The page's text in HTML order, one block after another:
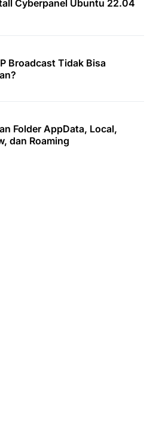
Cyberpanel Ubuntu 22.04
Broadcast Tidak Bisa
Folder AppData, Local,
dan Roaming